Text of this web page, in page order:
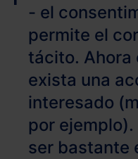
- el
permite el
tácito. Ahora
exista una
interesado
por
ser bastante